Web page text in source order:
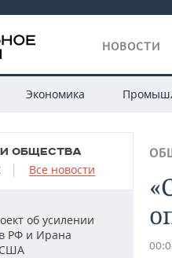
НОВОСТИ
Экономика
ОБЩЕСТВА
Все новости
об усилении
РФ и Ирана
США